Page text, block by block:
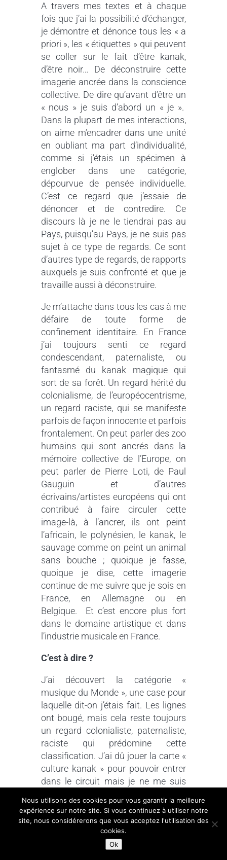
A travers mes textes et à chaque
fois que j’ai la possibilité d’échanger,
je démontre et dénonce tous les « a
priori », les « étiquettes » qui peuvent
se coller sur le fait d’être kanak,
d’être noir… De déconstruire cette
imagerie ancrée dans la conscience
collective. De dire qu’avant d’être un
« nous » je suis d’abord un « je ».
Dans la plupart de mes interactions,
on aime m’encadrer dans une unité
en oubliant ma part d’individualité,
comme si j’étais un spécimen à
englober dans une catégorie,
dépourvue de pensée individuelle.
C’est ce regard que j’essaie de
dénoncer et de contredire. Ce
discours là je ne le tiendrai pas au
Pays, puisqu’au Pays, je ne suis pas
sujet à ce type de regards. Ce sont
d’autres type de regards, de rapports
auxquels je suis confronté et que je
travaille aussi à déconstruire.
Je m’attache dans tous les cas à me
défaire de toute forme de
confinement identitaire. En France
j’ai toujours senti ce regard
condescendant, paternaliste, ou
fantasmé du kanak magique qui
sort de sa forêt. Un regard hérité du
colonialisme, de l’européocentrisme,
un regard raciste, qui se manifeste
parfois de façon innocente et parfois
frontalement. On peut parler des zoo
humains qui sont ancrés dans la
mémoire collective de l’Europe, on
peut parler de Pierre Loti, de Paul
Gauguin et d’autres
écrivains/artistes européens qui ont
contribué à faire circuler cette
image-là, à l’ancrer, ils ont peint
l’africain, le polynésien, le kanak, le
sauvage comme on peint un animal
sans bouche ; quoique je fasse,
quoique je dise, cette imagerie
continue de me suivre que je sois en
France, en Allemagne ou en
Belgique. Et c’est encore plus fort
dans le domaine artistique et dans
l’industrie musicale en France.
C’est à dire ?
J’ai découvert la catégorie «
musique du Monde », une case pour
laquelle dit-on j’étais fait. Les lignes
ont bougé, mais cela reste toujours
un regard colonialiste, paternaliste,
raciste qui prédomine cette
classification. J’ai dû jouer la carte «
culture kanak » pour pouvoir entrer
dans le circuit mais je ne me suis
imposture, j’avais l’impression d’être
une marionnette au service du
marché colonial de la musique. Une
partie de mon discours se résume à
Nous utilisons des cookies pour vous garantir la meilleure
expérience sur notre site. Si vous continuez à utiliser notre
site, nous considérerons que vous acceptez l'utilisation des
cookies.
Ok